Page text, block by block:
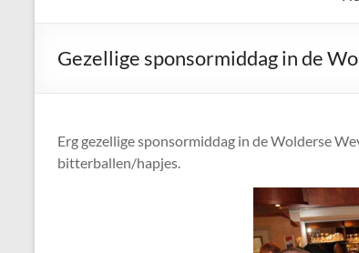
Keien
Carnavalsvereniging
De
Gezellige sponsormiddag in de
Erg gezellige sponsormiddag in de Wolderse
bitterballen/hapjes.